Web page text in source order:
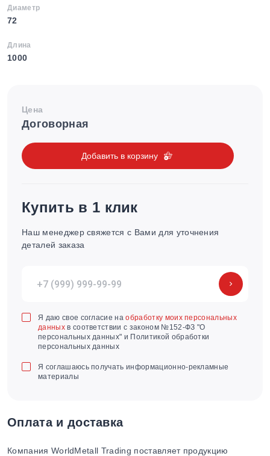
Диаметр
72
Длина
1000
Цена
Договорная
Добавить в корзину
Купить в 1 клик
Наш менеджер свяжется с Вами для уточнения
деталей заказа
Я даю свое согласие наобработку моих персональных
данныхв соответствии с законом №152-ФЗ "О
персональных данных" и Политикой обработки
персональных данных
Я соглашаюсь получать информационно-рекламные
материалы
Оплата и доставка
Компания WorldMetall Trading поставляет продукцию